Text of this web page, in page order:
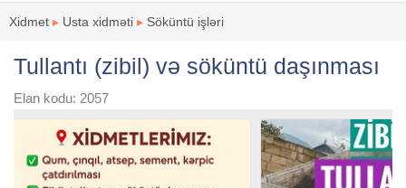
Xidmet ▸ Usta xidməti ▸ Söküntü işləri
Tullantı (zibil) və söküntü daşınması
Elan kodu: 2057